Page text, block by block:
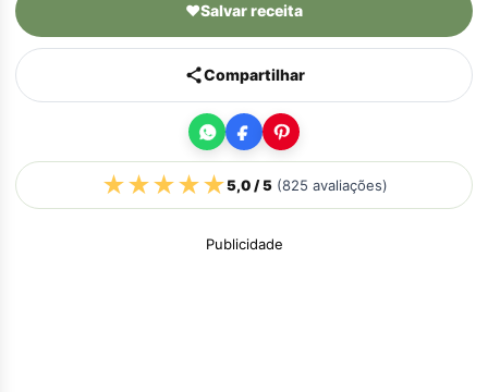
♥Salvar receita
Compartilhar
★★★★★5,0/ 5(825 avaliações)
Publicidade